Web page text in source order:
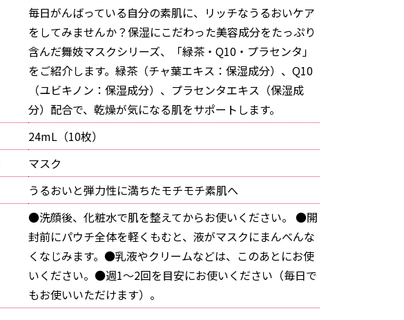
毎日がんばっている自分の素肌に、リッチなうるおいケア
をしてみませんか？保湿にこだわった美容成分をたっぷり
含んだ舞妓マスクシリーズ、「緑茶・Q10・プラセンタ」
をご紹介します。緑茶（チャ葉エキス：保湿成分）、Q10
（ユビキノン：保湿成分）、プラセンタエキス（保湿成
分）配合で、乾燥が気になる肌をサポートします。
24mL（10枚）
マスク
うるおいと弾力性に満ちたモチモチ素肌へ
●洗顔後、化粧水で肌を整えてからお使いください。 ●開
封前にパウチ全体を軽くもむと、液がマスクにまんべんな
くなじみます。●乳液やクリームなどは、このあとにお使
いください。●週1～2回を目安にお使いください（毎日で
もお使いいただけます）。